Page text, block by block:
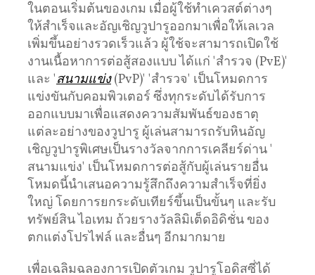
ในตอนเริ่มต้นของเกม เมื่อผู้ใช้ทำเควสต์ต่างๆ
ให้สำเร็จและอัญเชิญวูปารูออกมาเพื่อให้เลเวล
เพิ่มขึ้นอย่างรวดเร็วแล้ว ผู้ใช้จะสามารถเปิดใช้
งานเนื้อหาการต่อสู้สองแบบ ได้แก่ 'สำรวจ (PvE)'
และ 'สนามแข่ง(PvP)' 'สำรวจ' เป็นโหมดการ
แข่งขันกับคอมพิวเตอร์ ซึ่งทุกระดับได้รับการ
ออกแบบมาเพื่อแสดงความสัมพันธ์ของธาตุ
แต่ละอย่างของวูปารู ผู้เล่นสามารถรับหินอัญ
เชิญวูปารูพิเศษเป็นรางวัลจากการเคลียร์ด่าน '
สนามแข่ง' เป็นโหมดการต่อสู้กับผู้เล่นรายอื่น
โหมดนี้นําเสนอความรู้สึกถึงความสําเร็จที่ยิ่ง
ใหญ่ โดยการยกระดับเทียร์ขึ้นเป็นขั้นๆ และรับ
ทรัพย์สิน ไอเทม ถ้วยรางวัลลิมิเต็ดอิดิชั่น ของ
ตกแต่งโปรไฟล์ และอื่นๆ อีกมากมาย
เพื่อเฉลิมฉลองการเปิดตัวเกม วูปารูโอดิสซี่ได้